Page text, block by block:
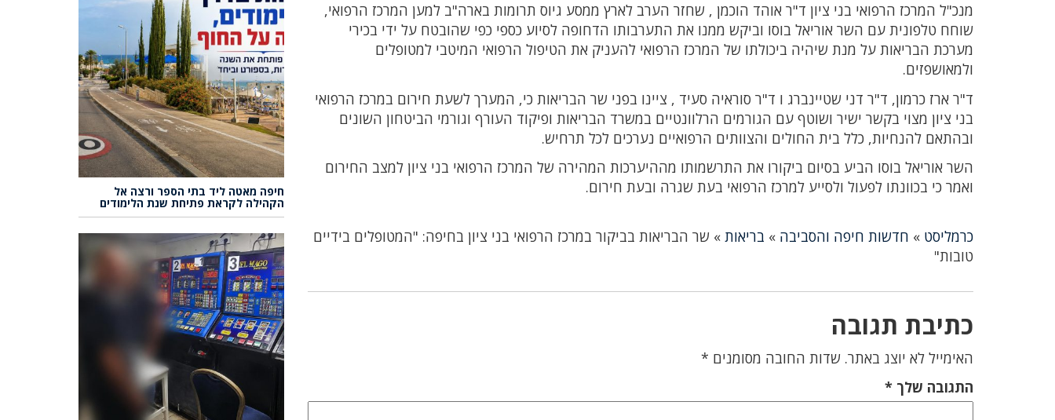
מנכ"ל המרכז הרפואי בני ציון ד"ר אוהד הוכמן , שחזר הערב לארץ ממסע גיוס תרומות בארה"ב למען המרכז הרפואי,
שוחח טלפונית עם השר אוריאל בוסו וביקש ממנו את התערבותו הדחופה לסיוע כספי כפי שהובטח על ידי בכירי
מערכת הבריאות על מנת שיהיה ביכולתו של המרכז הרפואי להעניק את הטיפול הרפואי המיטבי למטופלים
ולמאושפזים.
ד"ר ארז כרמון, ד"ר דני שטיינברג ו ד"ר סוראיה סעיד , ציינו בפני שר הבריאות כי, המערך לשעת חירום במרכז הרפואי
בני ציון מצוי בקשר ישיר ושוטף עם הגורמים הרלוונטיים במשרד הבריאות ופיקוד העורף וגורמי הביטחון השונים
ובהתאם להנחיות, כלל בית החולים והצוותים הרפואיים נערכים לכל תרחיש.
השר אוריאל בוסו הביע בסיום ביקורו את התרשמותו מההיערכות המהירה של המרכז הרפואי בני ציון למצב החירום
ואמר כי בכוונתו לפעול ולסייע למרכז הרפואי בעת שגרה ובעת חירום.
כרמליסט » חדשות חיפה והסביבה » בריאות »שר הבריאות בביקור במרכז הרפואי בני ציון בחיפה: "המטופלים בידיים
טובות"
כתיבת תגובה
האימייל לא יוצג באתר. שדות החובה מסומנים *
התגובה שלך*
חיפה מאטה ליד בתי הספר ורצה אל
הקהילה לקראת פתיחת שנת הלימודים